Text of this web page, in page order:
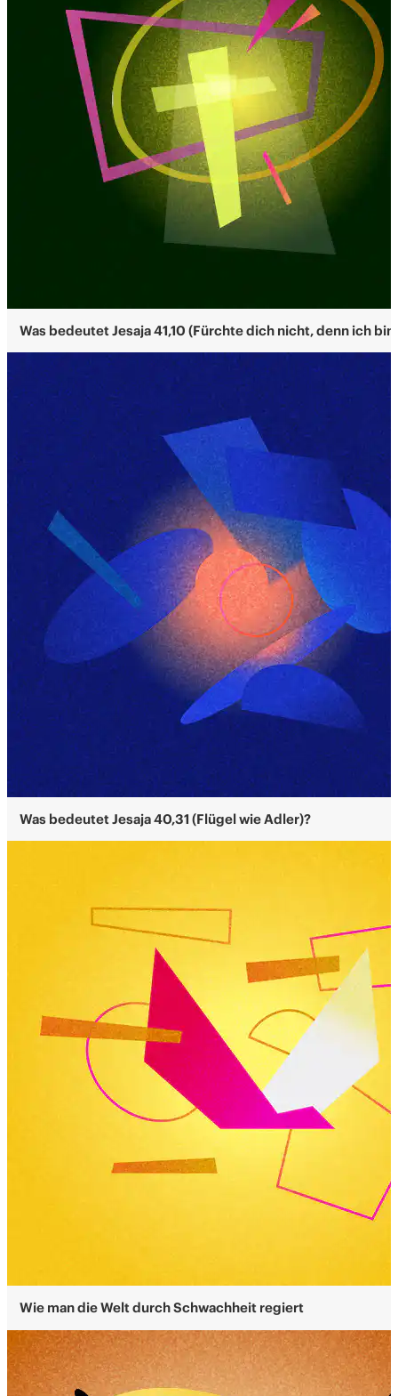
Was bedeutet Jesaja 41,10 (Fürchte dich nicht, denn ich
Was bedeutet Jesaja 40,31 (Flügel wie Adler)?
Wie man die Welt durch Schwachheit regiert